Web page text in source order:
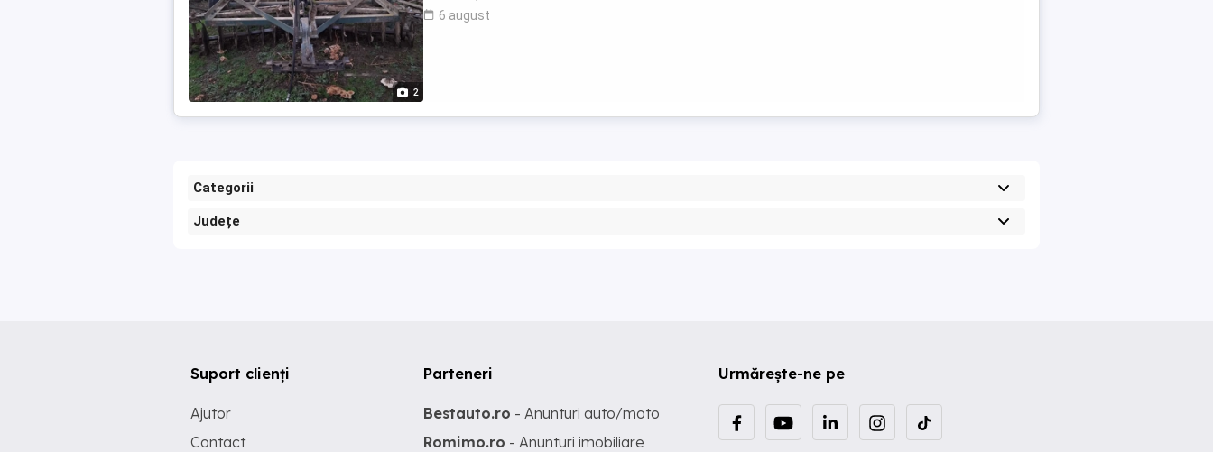
2
6 august
Categorii
Județe
Urmărește-ne pe
Suport clienți
Ajutor
Contact
Parteneri
Bestauto.ro - Anunturi auto/moto
Romimo.ro - Anunturi imobiliare